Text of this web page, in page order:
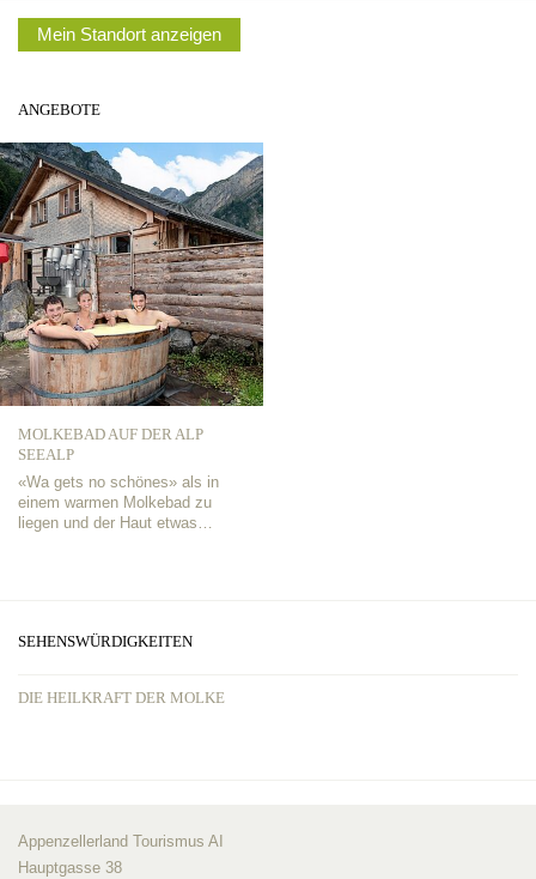
Mein Standort anzeigen
ANGEBOTE
MOLKEBAD AUF DER ALP
SEEALP
«Wa gets no schönes» als in
einem warmen Molkebad zu
liegen und der Haut etwas…
SEHENSWÜRDIGKEITEN
DIE HEILKRAFT DER MOLKE
Appenzellerland Tourismus AI
Hauptgasse 38